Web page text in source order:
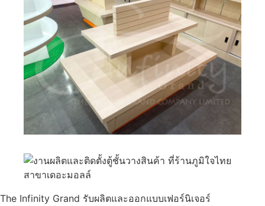
The Infinity Grand รับผลิตและออกแบบเฟอร์นิเจอร์